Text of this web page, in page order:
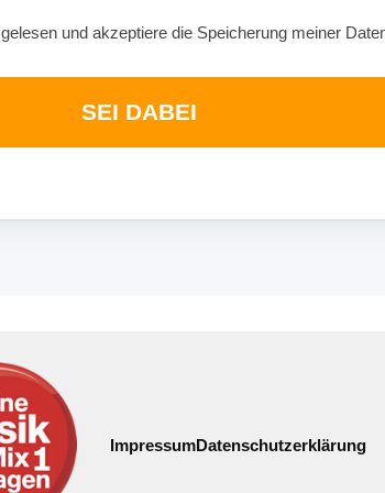
gelesen und akzeptiere die Speicherung meiner
SEI DABEI
ImpressumDatenschutzerklärung